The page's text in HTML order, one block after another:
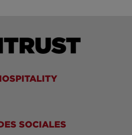
SOCIALES